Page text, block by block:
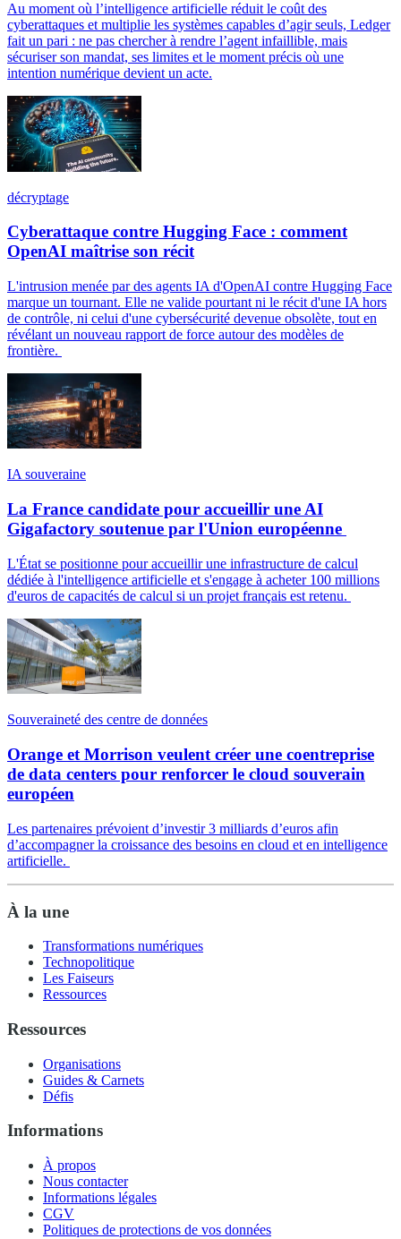
Au moment où l’intelligence artificielle réduit le coût des
cyberattaques et multiplie les systèmes capables d’agir seuls, Ledger
fait un pari : ne pas chercher à rendre l’agent infaillible, mais
sécuriser son mandat, ses limites et le moment précis où une
intention numérique devient un acte.
décryptage
Cyberattaque contre Hugging Face : comment
OpenAI maîtrise son récit
L'intrusion menée par des agents IA d'OpenAI contre Hugging Face
marque un tournant. Elle ne valide pourtant ni le récit d'une IA hors
de contrôle, ni celui d'une cybersécurité devenue obsolète, tout en
révélant un nouveau rapport de force autour des modèles de
frontière.
IA souveraine
La France candidate pour accueillir une AI
Gigafactory soutenue par l'Union européenne
L'État se positionne pour accueillir une infrastructure de calcul
dédiée à l'intelligence artificielle et s'engage à acheter 100 millions
d'euros de capacités de calcul si un projet français est retenu.
Souveraineté des centre de données
Orange et Morrison veulent créer une coentreprise
de data centers pour renforcer le cloud souverain
européen
Les partenaires prévoient d’investir 3 milliards d’euros afin
d’accompagner la croissance des besoins en cloud et en intelligence
artificielle.
À la une
Transformations numériques
Technopolitique
Les Faiseurs
Ressources
Ressources
Organisations
Guides & Carnets
Défis
Informations
À propos
Nous contacter
Informations légales
CGV
Politiques de protections de vos données